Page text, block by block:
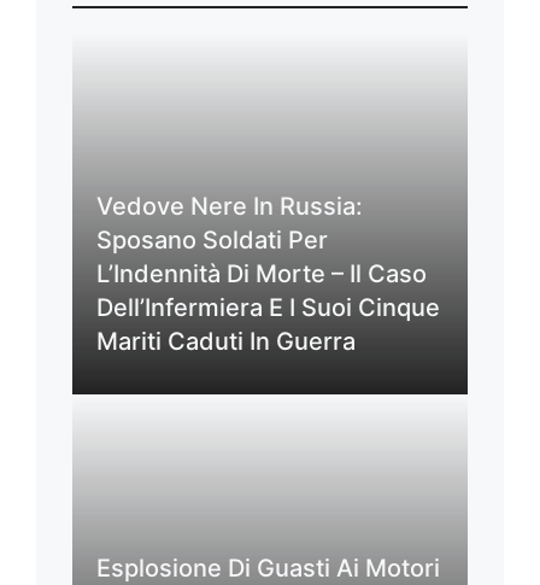
Vedove Nere In Russia:
Sposano Soldati Per
L’Indennità Di Morte – Il Caso
Dell’Infermiera E I Suoi Cinque
Mariti Caduti In Guerra
Esplosione Di Guasti Ai Motori